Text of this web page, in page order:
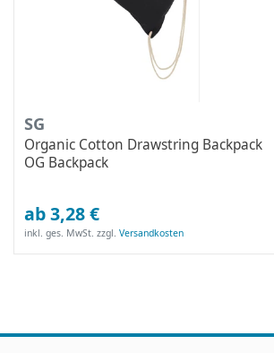
SG
Organic Cotton Drawstring Backpack
OG Backpack
ab 3,28 €
inkl. ges. MwSt. zzgl.Versandkosten